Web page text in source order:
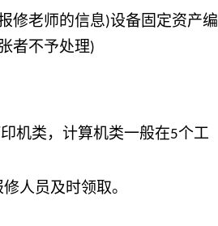
修老师的信息)设备固定资产编
者不予处理)
机类，计算机类一般在5个工
人员及时领取。